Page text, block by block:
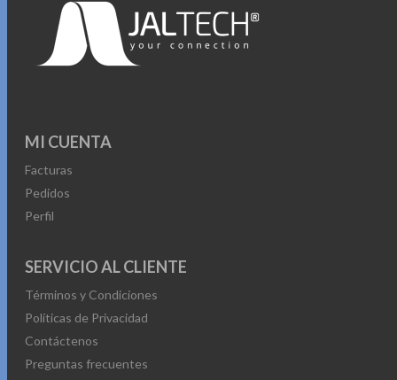
MI CUENTA
Facturas
Pedidos
Perfil
SERVICIO AL CLIENTE
Términos y Condiciones
Políticas de Privacidad
Contáctenos
Preguntas frecuentes